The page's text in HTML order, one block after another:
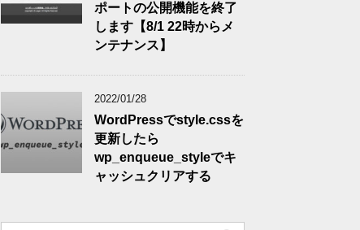
ポートの公開機能を終了
します【8/1 22時からメ
ンテナンス】
2022/01/28
WordPressでstyle.cssを
更新したら
wp_enqueue_styleでキ
ャッシュクリアする